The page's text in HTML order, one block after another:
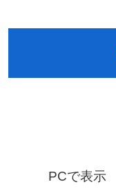
PCで表示